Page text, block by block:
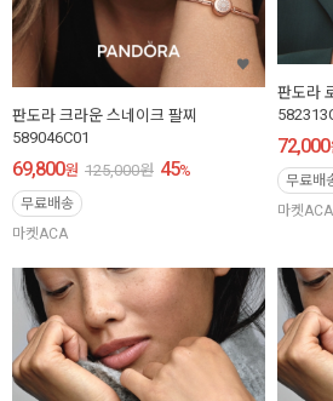
판도라 크라운 스네이크 팔찌
589046C01
69,800원 125,000원 45%
무료배송
마켓ACA
판도라
72,000
무료배
마켓ACA